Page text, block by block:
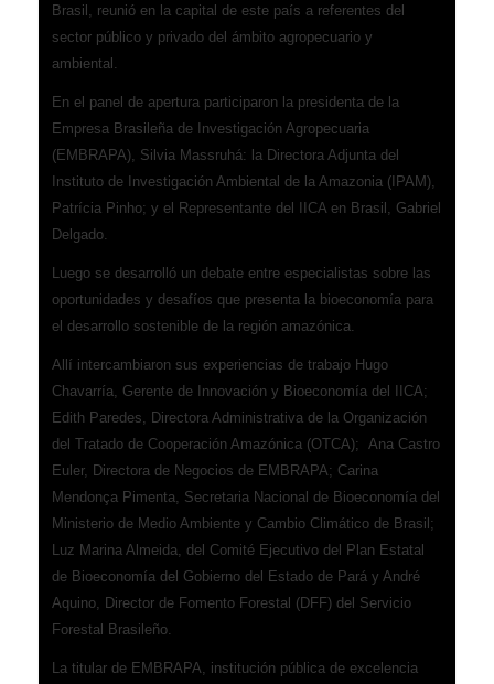
Brasil, reunió en la capital de este país a referentes del
sector público y privado del ámbito agropecuario y
ambiental.
En el panel de apertura participaron la presidenta de la
Empresa Brasileña de Investigación Agropecuaria
(EMBRAPA), Silvia Massruhá: la Directora Adjunta del
Instituto de Investigación Ambiental de la Amazonia (IPAM),
Patrícia Pinho; y el Representante del IICA en Brasil, Gabriel
Delgado.
Luego se desarrolló un debate entre especialistas sobre las
oportunidades y desafíos que presenta la bioeconomía para
el desarrollo sostenible de la región amazónica.
Allí intercambiaron sus experiencias de trabajo Hugo
Chavarría, Gerente de Innovación y Bioeconomía del IICA;
Edith Paredes, Directora Administrativa de la Organización
del Tratado de Cooperación Amazónica (OTCA); Ana Castro
Euler, Directora de Negocios de EMBRAPA; Carina
Mendonça Pimenta, Secretaria Nacional de Bioeconomía del
Ministerio de Medio Ambiente y Cambio Climático de Brasil;
Luz Marina Almeida, del Comité Ejecutivo del Plan Estatal
de Bioeconomía del Gobierno del Estado de Pará y André
Aquino, Director de Fomento Forestal (DFF) del Servicio
Forestal Brasileño.
La titular de EMBRAPA, institución pública de excelencia